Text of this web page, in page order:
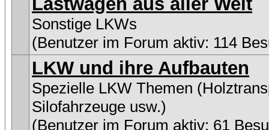
Sonstige LKWs
(Benutzer im Forum aktiv: 114
LKW und ihre Aufbauten
Spezielle LKW Themen
Silofahrzeuge usw.)
(Benutzer im Forum aktiv: 61